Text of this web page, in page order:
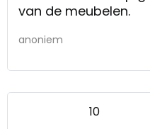
van de meubelen.
anoniem
10